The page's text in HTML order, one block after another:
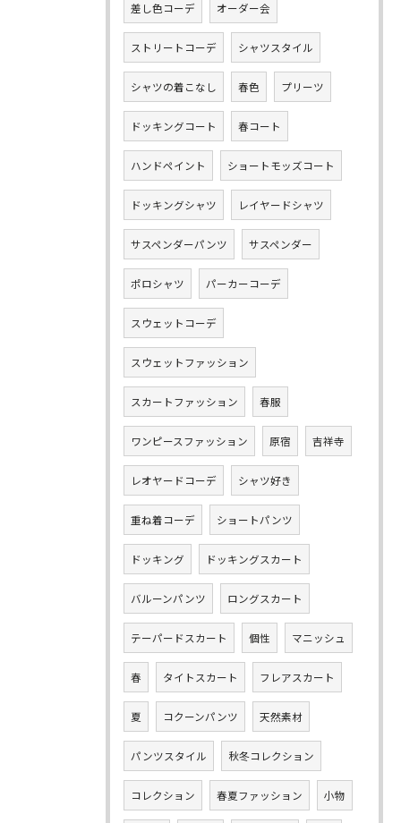
差し色コーデ オーダー会
ストリートコーデ シャツスタイル
シャツの着こなし 春色 プリーツ
ドッキングコート 春コート
ハンドペイント ショートモッズコート
ドッキングシャツ レイヤードシャツ
サスペンダーパンツ サスペンダー
ポロシャツ パーカーコーデ
スウェットコーデ
スウェットファッション
スカートファッション 春服
ワンピースファッション 原宿 吉祥寺
レオヤードコーデ シャツ好き
重ね着コーデ ショートパンツ
ドッキング ドッキングスカート
バルーンパンツ ロングスカート
テーパードスカート 個性 マニッシュ
春 タイトスカート フレアスカート
夏 コクーンパンツ 天然素材
パンツスタイル 秋冬コレクション
コレクション 春夏ファッション 小物